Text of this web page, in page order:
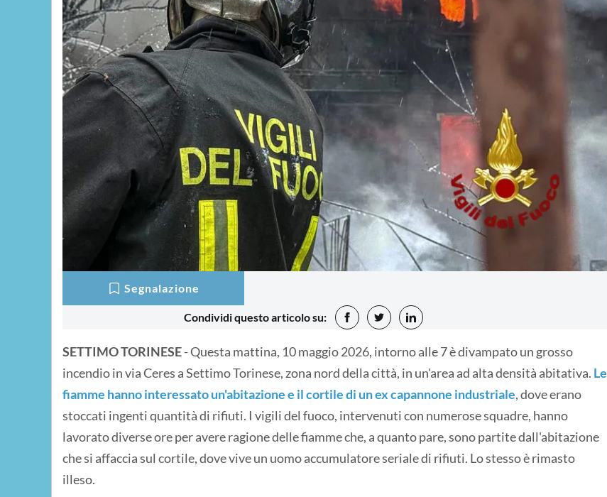
Segnalazione
Condividi questo articolo su:
SETTIMO TORINESE- Questa mattina, 10 maggio 2026, intorno alle 7 è divampato un grosso
incendio in via Ceres a Settimo Torinese, zona nord della città, in un'area ad alta densità abitativa. Le
fiamme hanno interessato un'abitazione e il cortile di un ex capannone industriale, dove erano
stoccati ingenti quantità di rifiuti. I vigili del fuoco, intervenuti con numerose squadre, hanno
lavorato diverse ore per avere ragione delle fiamme che, a quanto pare, sono partite dall'abitazione
che si affaccia sul cortile, dove vive un uomo accumulatore seriale di rifiuti. Lo stesso è rimasto
illeso.